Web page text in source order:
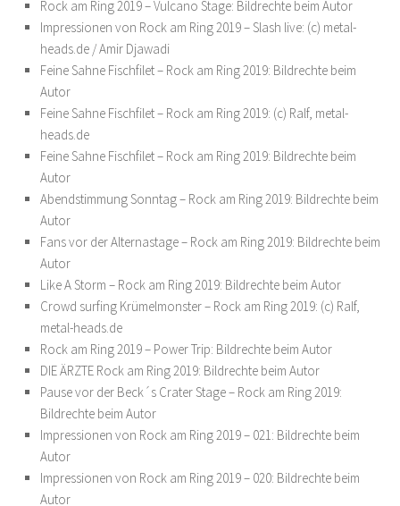
Rock am Ring 2019 – Vulcano Stage: Bildrechte beim Autor
Impressionen von Rock am Ring 2019 – Slash live: (c) metal-
heads.de / Amir Djawadi
Feine Sahne Fischfilet – Rock am Ring 2019: Bildrechte beim
Autor
Feine Sahne Fischfilet – Rock am Ring 2019: (c) Ralf, metal-
heads.de
Feine Sahne Fischfilet – Rock am Ring 2019: Bildrechte beim
Autor
Abendstimmung Sonntag – Rock am Ring 2019: Bildrechte beim
Autor
Fans vor der Alternastage – Rock am Ring 2019: Bildrechte beim
Autor
Like A Storm – Rock am Ring 2019: Bildrechte beim Autor
Crowd surfing Krümelmonster – Rock am Ring 2019: (c) Ralf,
metal-heads.de
Rock am Ring 2019 – Power Trip: Bildrechte beim Autor
DIE ÄRZTE Rock am Ring 2019: Bildrechte beim Autor
Pause vor der Beck´s Crater Stage – Rock am Ring 2019:
Bildrechte beim Autor
Impressionen von Rock am Ring 2019 – 021: Bildrechte beim
Autor
Impressionen von Rock am Ring 2019 – 020: Bildrechte beim
Autor